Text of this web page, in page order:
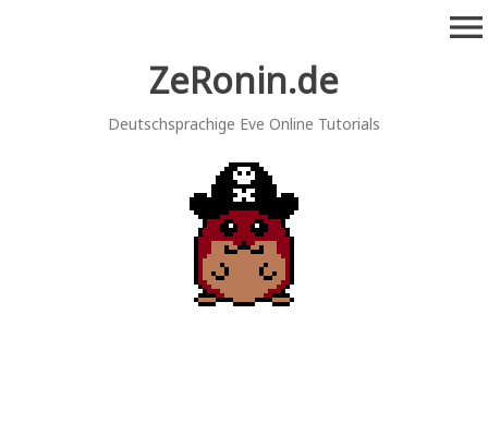
ZeRonin.de
Deutschsprachige Eve Online Tutorials
menu